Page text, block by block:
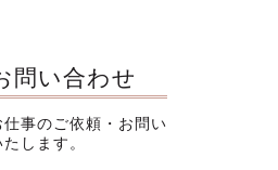
問い合わせ
事のご依頼・お問い
します。